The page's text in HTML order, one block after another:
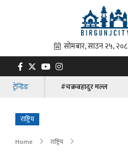
ट्रेन्डिङ #चक्रबहादुर मल्ल
राष्ट्रिय
Home
राष्ट्रिय